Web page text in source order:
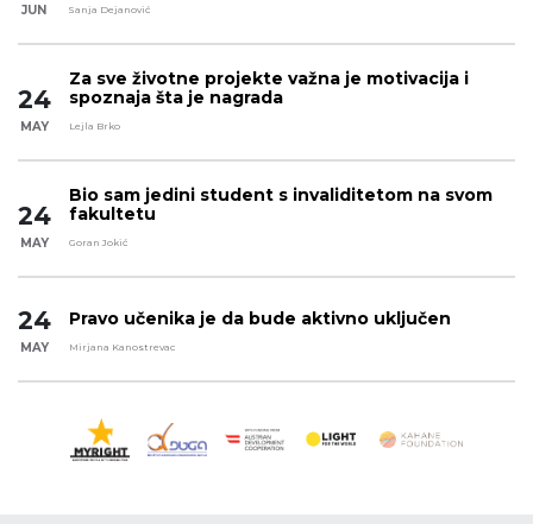
JUN Sanja Dejanović
24
MAY
Za sve životne projekte važna je motivacija i
spoznaja šta je nagrada
Lejla Brko
24
MAY
Bio sam jedini student s invaliditetom na svom
fakultetu
Goran Jokić
24
MAY
Pravo učenika je da bude aktivno uključen
Mirjana Kanostrevac